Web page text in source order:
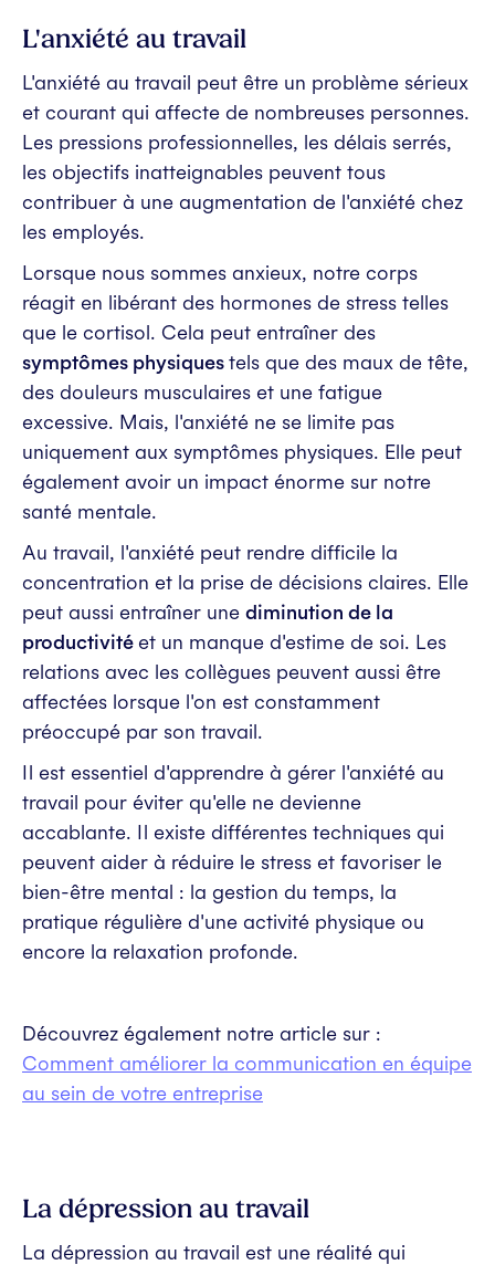
L'anxiété au travail
L'anxiété au travail peut être un problème sérieux
et courant qui affecte de nombreuses personnes.
Les pressions professionnelles, les délais serrés,
les objectifs inatteignables peuvent tous
contribuer à une augmentation de l'anxiété chez
les employés.
Lorsque nous sommes anxieux, notre corps
réagit en libérant des hormones de stress telles
que le cortisol. Cela peut entraîner des
symptômes physiquestels que des maux de tête,
des douleurs musculaires et une fatigue
excessive. Mais, l'anxiété ne se limite pas
uniquement aux symptômes physiques. Elle peut
également avoir un impact énorme sur notre
santé mentale.
Au travail, l'anxiété peut rendre difficile la
concentration et la prise de décisions claires. Elle
peut aussi entraîner une diminution de la
productivitéet un manque d'estime de soi. Les
relations avec les collègues peuvent aussi être
affectées lorsque l'on est constamment
préoccupé par son travail.
Il est essentiel d'apprendre à gérer l'anxiété au
travail pour éviter qu'elle ne devienne
accablante. Il existe différentes techniques qui
peuvent aider à réduire le stress et favoriser le
bien-être mental : la gestion du temps, la
pratique régulière d'une activité physique ou
encore la relaxation profonde.
Découvrez également notre article sur :
Comment améliorer la communication en équipe
au sein de votre entreprise
La dépression au travail
La dépression au travail est une réalité qui